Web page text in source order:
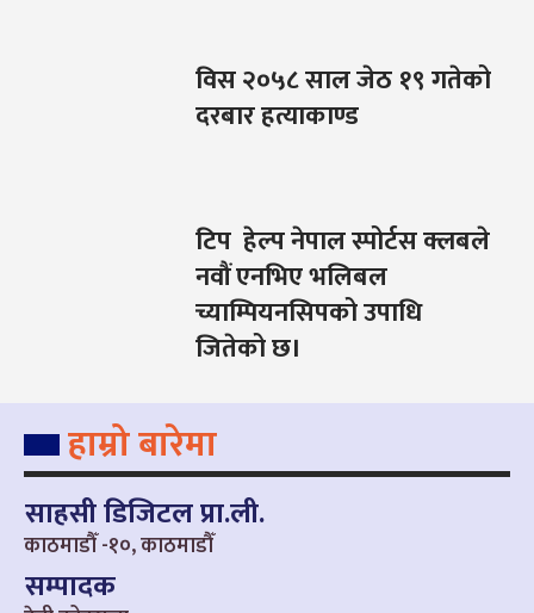
विस २०५८ साल जेठ १९ गतेको
दरबार हत्याकाण्ड
टिप हेल्प नेपाल स्पोर्टस क्लबले
नवौं एनभिए भलिबल
च्याम्पियनसिपको उपाधि
जितेको छ।
हाम्रो बारेमा
साहसी डिजिटल प्रा.ली.
काठमाडौँ -१०, काठमाडौँ
सम्पादक